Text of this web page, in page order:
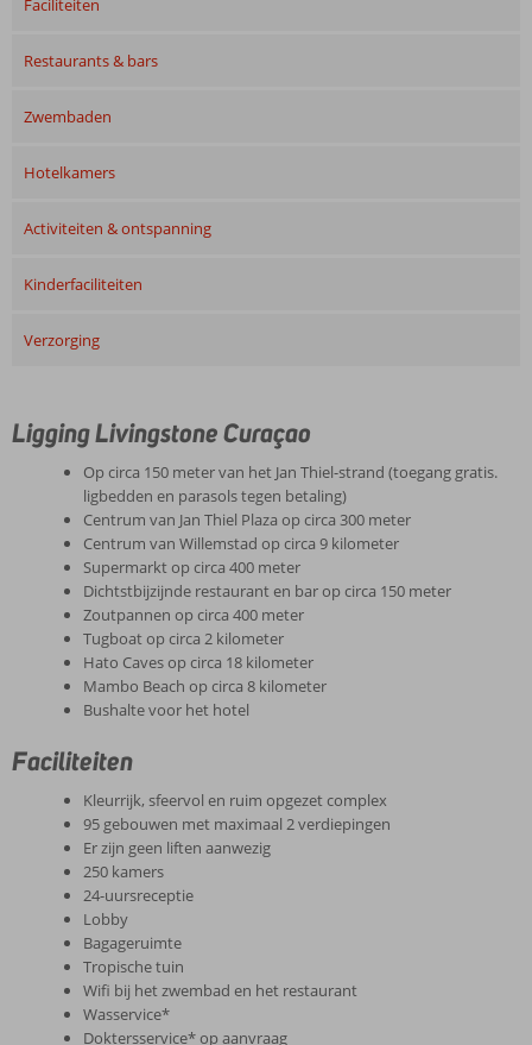
Faciliteiten
Restaurants & bars
Zwembaden
Hotelkamers
Activiteiten & ontspanning
Kinderfaciliteiten
Verzorging
Ligging Livingstone Curaçao
Op circa 150 meter van het Jan Thiel-strand (toegang gratis.
ligbedden en parasols tegen betaling)
Centrum van Jan Thiel Plaza op circa 300 meter
Centrum van Willemstad op circa 9 kilometer
Supermarkt op circa 400 meter
Dichtstbijzijnde restaurant en bar op circa 150 meter
Zoutpannen op circa 400 meter
Tugboat op circa 2 kilometer
Hato Caves op circa 18 kilometer
Mambo Beach op circa 8 kilometer
Bushalte voor het hotel
Faciliteiten
Kleurrijk, sfeervol en ruim opgezet complex
95 gebouwen met maximaal 2 verdiepingen
Er zijn geen liften aanwezig
250 kamers
24-uursreceptie
Lobby
Bagageruimte
Tropische tuin
Wifi bij het zwembad en het restaurant
Wasservice*
Doktersservice* op aanvraag